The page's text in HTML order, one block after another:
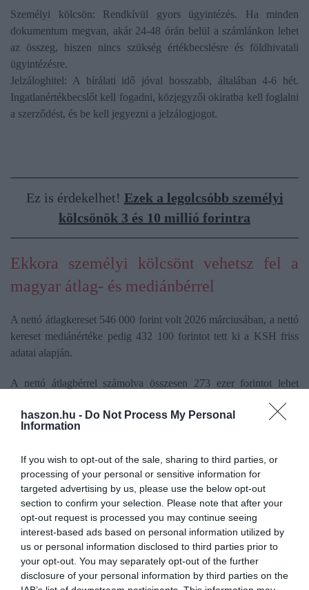
haszon.hu - Do Not Process My Personal
Information
If you wish to opt-out of the sale, sharing to third parties, or
processing of your personal or sensitive information for
targeted advertising by us, please use the below opt-out
section to confirm your selection. Please note that after your
opt-out request is processed you may continue seeing
interest-based ads based on personal information utilized by
us or personal information disclosed to third parties prior to
your opt-out. You may separately opt-out of the further
disclosure of your personal information by third parties on the
Személyi kölcsön: Rendkívül gyors ügyintézés. Ha minden
dokumentum megvan, akár 24-48 órán belül a számlánkon lehet
az összeg, hiszen nincs szükség értékbecslésre és földhivatali
ügyintézésre.
Jelzáloghitel: A bírálati idő jóval hosszabb, általában 4-6 hét.
Ingatlanértékbecslőt kell fogadni, közjegyzői okiratba kell foglalni
a szerződést, és be kell jegyezni a jelzálogjogot.
Ez is érdekelhet! Ezek a legolcsóbb személyi
kölcsönök 3 és 10 millió forintra
Ekkora személyi kölcsönt vehetsz fel a
magyar átlag- és mediánbérrel
A nettó átlagkereset 546 000 forint volt 2026 márciusában, a nettó
kereset mediánértéke pedig 432 100 forintot tett ki a KSH friss
adatai alapján.
A nettó átlagbérrel számolva összesen 273 ezer forintot lehet
felhasználású személyi kölcsönök piacán jelenleg több olyan
ajánlat is van, ahol a maximális,
A mediánbérrel kalkulálva más képet kapunk. A hiteltörlesztésre
fordítható összeg ebben az esetben 216 ezer forint, amibe
legfeljebb
13 millió forint
személyi kölcsön felvétele fér bele. A
számítás errőlitt olvasható.